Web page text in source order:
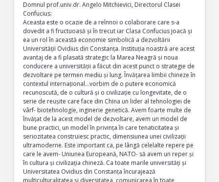
Domnul prof.univ.dr. Angelo Mitchievici, Directorul Clasei
Confucius:
Aceasta este o ocazie de a reînnoi o colaborare care s-a
dovedit a fi fructuoasă și în trecut iar Clasa Confucius joacă și
ea un rol în această economie simbolică a dezvoltării
Universității Ovidius din Constanța. Instituția noastră are acest
avantaj de a fi plasată strategic la Marea Neagră și noua
conducere a universității a făcut din acest punct o strategie de
dezvoltare pe termen mediu și lung. Învățarea limbii chineze în
contextul internațional…vorbim de o putere economică
recunoscută, de o cultură și o civilizație cu longevitate, de o
serie de reușite care face din China un lider al tehnologiei de
vârf- biotehnologie, inginerie genetică. Avem foarte multe de
învățat de la acest model de dezvoltare, avem un model de
bune practici, un model în privința în care tenaticitatea și
seriozitatea construiesc practic, dimensiunea unei civilizații
ultramoderne. Este important ca, pe lângă celelalte repere pe
care le avem- Uniunea Europeană, NATO- să avem un reper și
în cultura și civilizația chineză. Ca toate marile universități și
Universitatea Ovidius din Constanța încurajează
multiculturalitatea și diversitatea, comunicarea în toate